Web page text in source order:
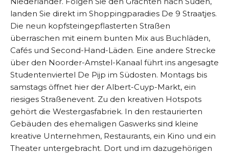
landen Sie direkt im Shoppingparadies De 9 Straatjes.
Die neun kopfsteingepflasterten Straßen
überraschen mit einem bunten Mix aus Buchläden,
Cafés und Second-Hand-Läden. Eine andere Strecke
über den Noorder-Amstel-Kanaal führt ins angesagte
Studentenviertel De Pijp im Südosten. Montags bis
samstags öffnet hier der Albert-Cuyp-Markt, ein
riesiges Straßenevent. Zu den kreativen Hotspots
gehört die Westergasfabriek. In den restaurierten
Gebäuden des ehemaligen Gaswerks sind kleine
kreative Unternehmen, Restaurants, ein Kino und ein
Theater untergebracht. Dort und im dazugehörigen